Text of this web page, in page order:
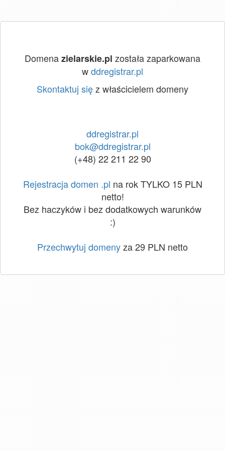
Domenazielarskie.pl została zaparkowana
wddregistrar.pl
Skontaktuj sięz właścicielem domeny
ddregistrar.pl
bok@ddregistrar.pl
(+48) 22 211 22 90
Rejestracja domen .pl na rok TYLKO 15 PLN
netto!
Bez haczyków i bez dodatkowych warunków
:)
Przechwytuj domenyza 29 PLN netto